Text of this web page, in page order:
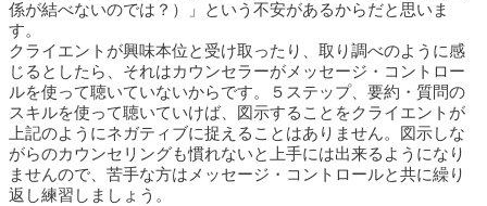
係が結べないのでは？）」という不安があるからだと思いま
す。
クライエントが興味本位と受け取ったり、取り調べのように感
じるとしたら、それはカウンセラーがメッセージ・コントロー
ルを使って聴いていないからです。５ステップ、要約・質問の
スキルを使って聴いていけば、図示することをクライエントが
上記のようにネガティブに捉えることはありません。図示しな
がらのカウンセリングも慣れないと上手には出来るようになり
ませんので、苦手な方はメッセージ・コントロールと共に繰り
返し練習しましょう。